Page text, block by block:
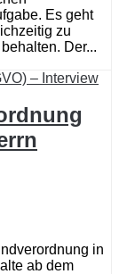
Es geht
zu
Der...
in
ab dem